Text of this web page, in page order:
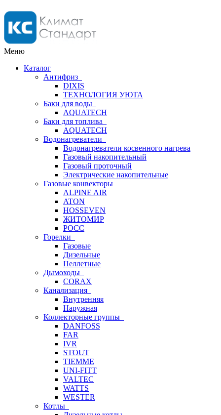
Меню
Каталог
Антифриз
DIXIS
ТЕХНОЛОГИЯ УЮТА
Баки для воды
AQUATECH
Баки для топлива
AQUATECH
Водонагреватели
Водонагреватели косвенного нагрева
Газовый накопительный
Газовый проточный
Электрические накопительные
Газовые конвекторы
ALPINE AIR
ATON
HOSSEVEN
ЖИТОМИР
РОСС
Горелки
Газовые
Дизельные
Пеллетные
Дымоходы
CORAX
Канализация
Внутренняя
Наружная
Коллекторные группы
DANFOSS
FAR
IVR
STOUT
TIEMME
UNI-FITT
VALTEC
WATTS
WESTER
Котлы